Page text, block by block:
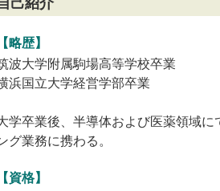
己紹介
【略歴】
波大学附属駒場高等学校卒業
浜国立大学経営学部卒業
学卒業後、半導体および医薬領域
グ業務に携わる。
【資格】